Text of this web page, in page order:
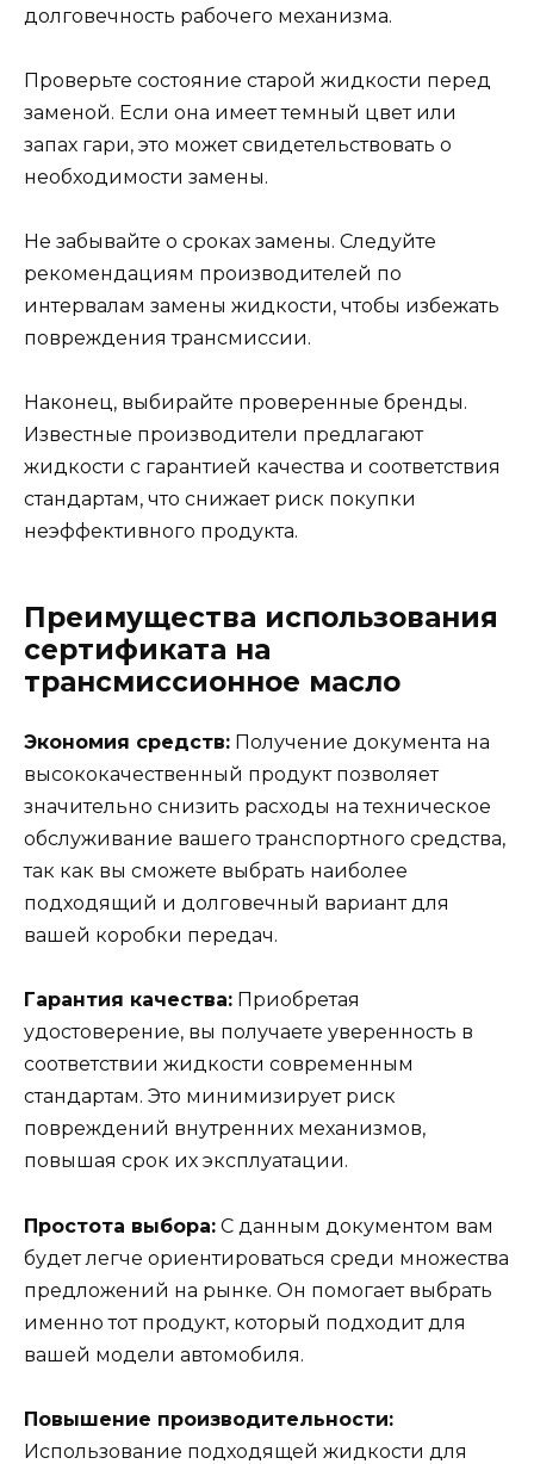
долговечность рабочего механизма.
Проверьте состояние старой жидкости перед
заменой. Если она имеет темный цвет или
запах гари, это может свидетельствовать о
необходимости замены.
Не забывайте о сроках замены. Следуйте
рекомендациям производителей по
интервалам замены жидкости, чтобы избежать
повреждения трансмиссии.
Наконец, выбирайте проверенные бренды.
Известные производители предлагают
жидкости с гарантией качества и соответствия
стандартам, что снижает риск покупки
неэффективного продукта.
Преимущества использования
сертификата на
трансмиссионное масло
Экономия средств: Получение документа на
высококачественный продукт позволяет
значительно снизить расходы на техническое
обслуживание вашего транспортного средства,
так как вы сможете выбрать наиболее
подходящий и долговечный вариант для
вашей коробки передач.
Гарантия качества: Приобретая
удостоверение, вы получаете уверенность в
соответствии жидкости современным
стандартам. Это минимизирует риск
повреждений внутренних механизмов,
повышая срок их эксплуатации.
Простота выбора: С данным документом вам
будет легче ориентироваться среди множества
предложений на рынке. Он помогает выбрать
именно тот продукт, который подходит для
вашей модели автомобиля.
Повышение производительности:
Использование подходящей жидкости для